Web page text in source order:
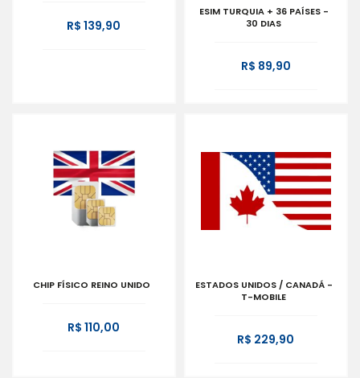
R$ 139,90
ESIM TURQUIA + 36 PAÍSES -
30 DIAS
R$ 89,90
CHIP FÍSICO REINO UNIDO
R$ 110,00
ESTADOS UNIDOS / CANADÁ -
T-MOBILE
R$ 229,90